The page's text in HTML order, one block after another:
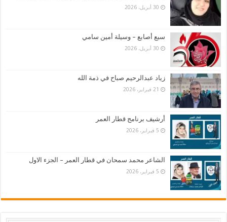
30 أبريل، 2026
سبع أصابع – وسيلة أمين سامي
30 أبريل، 2026
زياد عبدالرحيم صباح في ذمة الله
21 فبراير، 2026
أرشيف برنامج قطار العمر
5 فبراير، 2026
الشاعر محمد سمحان في قطار العمر – الجزء الاول
5 فبراير، 2026